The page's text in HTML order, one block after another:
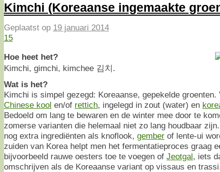
Kimchi (Koreaanse ingemaakte
Geplaatst op 19 januari 2014
15
Hoe heet het?
Kimchi, gimchi, kimchee 김치.
Wat is het?
Kimchi is simpel gezegd: Koreaanse, gepekelde groenten.
Chinese kool en/of rettich, ingelegd in zout (water) en
Bedoeld om lang te bewaren en de winter mee door te
zomerse varianten die helemaal niet zo lang houdbaar
nog extra ingrediënten als knoflook, gember of lente-ui
zuiden van Korea helpt men het fermentatieproces graag
bijvoorbeeld rauwe oesters toe te voegen of Jeotgal, iets
omschrijven als de Koreaanse variant op vissaus en